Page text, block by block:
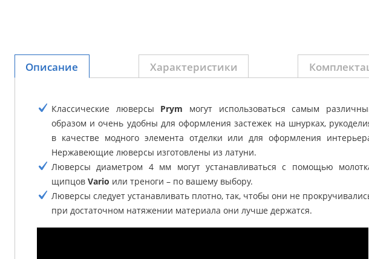
Описание Характеристики
Классические люверсы Prym могут использоваться самым
образом и очень удобны для оформления застежек на шнурках,
в качестве модного элемента отделки или для оформления
Нержавеющие люверсы изготовлены из латуни.
Люверсы диаметром 4 мм могут устанавливаться с помощью
щипцов Vario или треноги – по вашему выбору.
Люверсы следует устанавливать плотно, так, чтобы они не
при достаточном натяжении материала они лучше держатся.